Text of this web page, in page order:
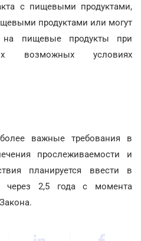
с пищевыми продуктами,
продуктами или могут
на пищевые продукты при
возможных условиях
важные требования в
прослеживаемости и
планируется ввести в
через 2,5 года с момента